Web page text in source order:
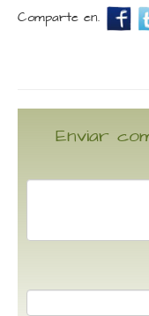
Comparte en.
Enviar